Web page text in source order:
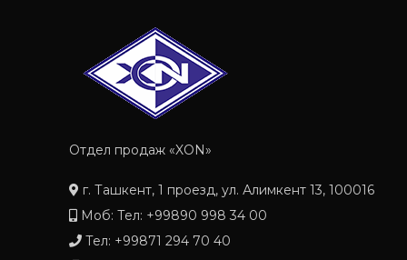
Отдел продаж «XON»
г. Ташкент, 1 проезд, ул. Алимкент 13, 100016
Моб: Тел: +99890 998 34 00
Тел: +99871 294 70 40